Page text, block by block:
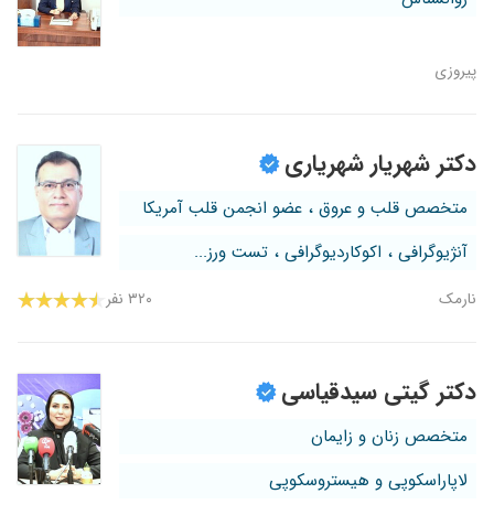
پیروزی
دکتر شهریار شهریاری
متخصص قلب و عروق ، عضو انجمن قلب آمریکا
آنژیوگرافی ، اکوکاردیوگرافی ، تست ورز...
نارمک ۳۲۰ نفر
دکتر گیتی سیدقیاسی
متخصص زنان و زایمان
لاپاراسکوپی و هیستروسکوپی